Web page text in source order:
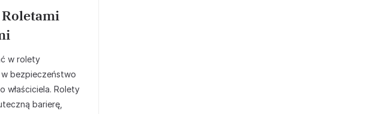
w rolety
bezpieczeństwo
Rolety
barierę,